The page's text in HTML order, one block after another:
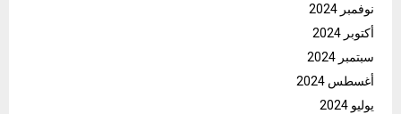
نوفمبر 2024
أكتوبر 2024
سبتمبر 2024
أغسطس 2024
يوليو 2024